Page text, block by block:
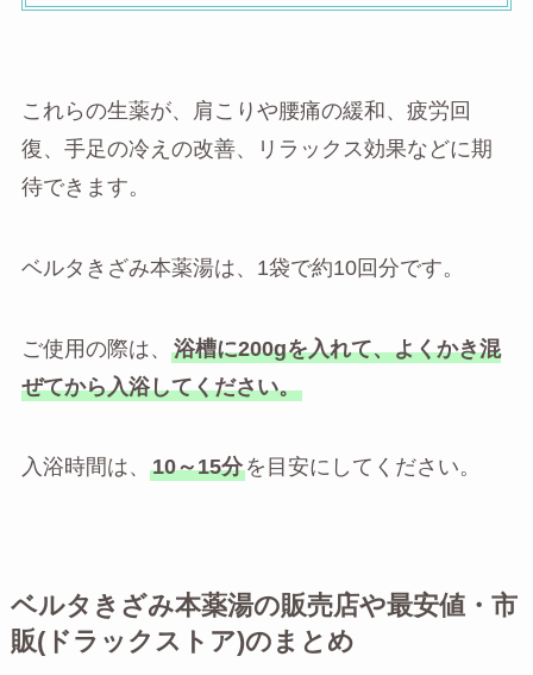
これらの生薬が、肩こりや腰痛の緩和、疲労回
復、手足の冷えの改善、リラックス効果などに期
待できます。
ベルタきざみ本薬湯は、1袋で約10回分です。
ご使用の際は、 浴槽に200gを入れて、よくかき混
ぜてから入浴してください。
入浴時間は、 10～15分を目安にしてください。
ベルタきざみ本薬湯の販売店や最安値・市
販(ドラックストア)のまとめ